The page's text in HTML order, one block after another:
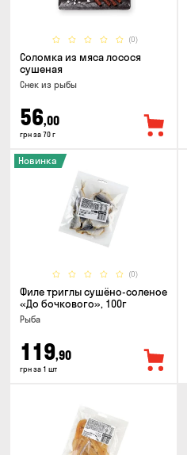
(0)
Соломка из мяса лосося
сушеная
Снек из рыбы
56,00
грн за 70 г
(0)
Новинка
Филе триглы сушёно-соленое
«До бочкового», 100г
Рыба
119,90
грн за 1 шт